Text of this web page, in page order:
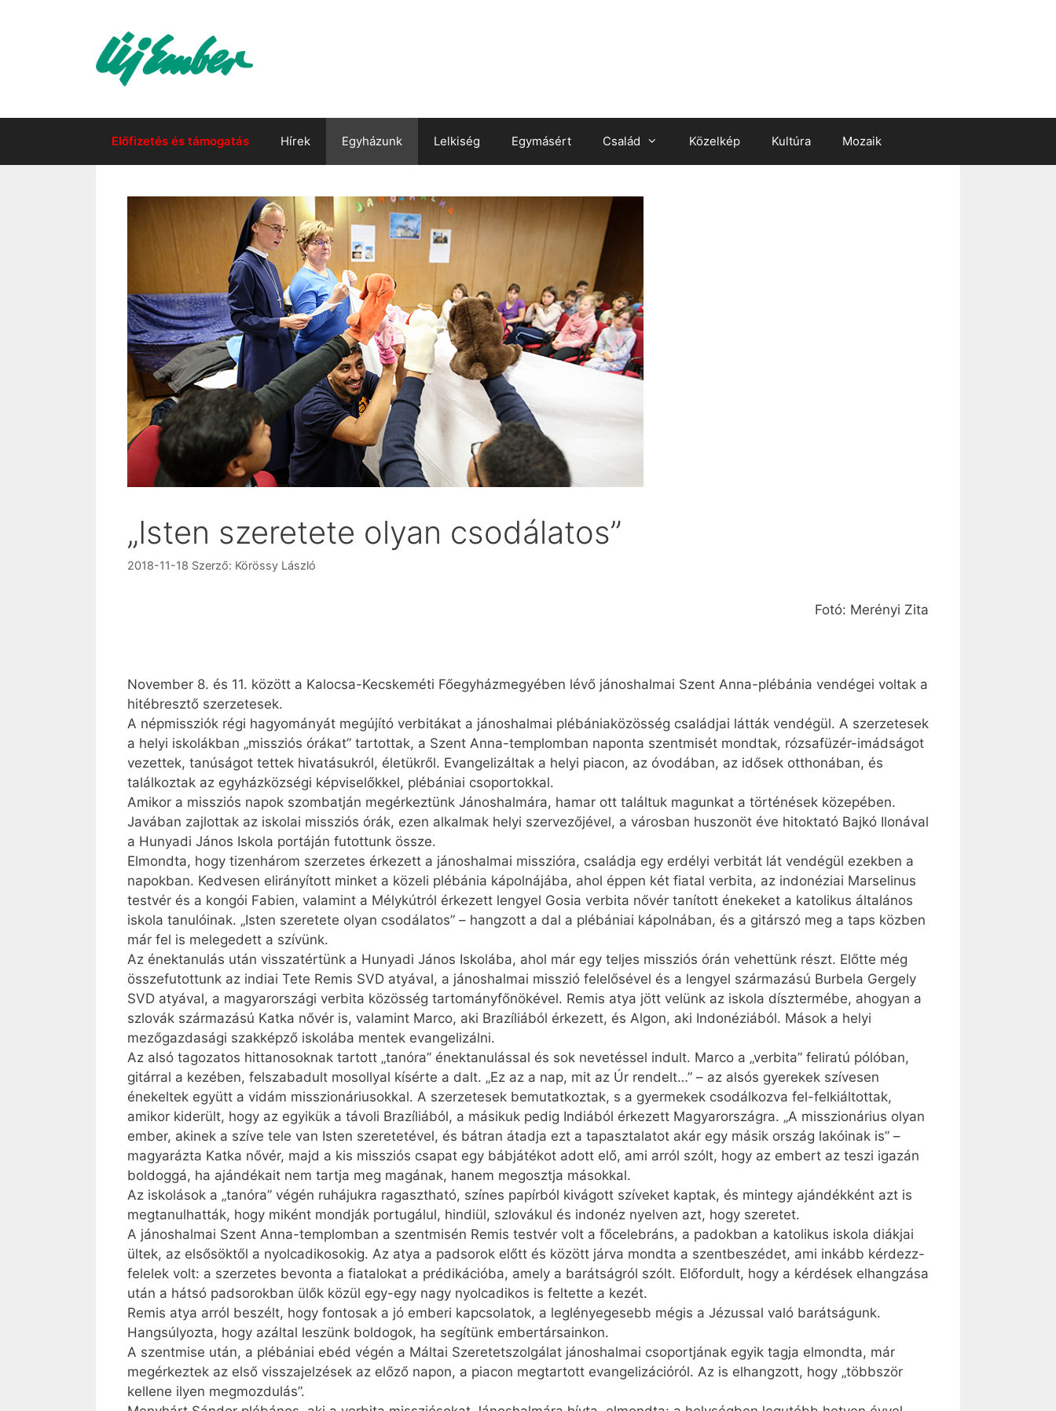
Előfizetés és támogatás Hírek Egyházunk Lelkiség Egymásért Család Közelkép Kultúra Mozaik
„Isten szeretete olyan csodálatos”
2018-11-18 Szerző: Körössy László
Fotó: Merényi Zita
November 8. és 11. között a Kalocsa-Kecskeméti Főegyházmegyében lévő jánoshalmai Szent Anna-plébánia vendégei voltak a
hitébresztő szerzetesek.
A népmissziók régi hagyományát megújító verbitákat a jánoshalmai plébániaközösség családjai látták vendégül. A szerzetesek
a helyi iskolákban „missziós órákat” tartottak, a Szent Anna-templomban naponta szentmisét mondtak, rózsafüzér-imádságot
vezettek, tanúságot tettek hivatásukról, életükről. Evangelizáltak a helyi piacon, az óvodában, az idősek otthonában, és
találkoztak az egyházközségi képviselőkkel, plébániai csoportokkal.
Amikor a missziós napok szombatján megérkeztünk Jánoshalmára, hamar ott találtuk magunkat a történések közepében.
Javában zajlottak az iskolai missziós órák, ezen alkalmak helyi szervezőjével, a városban huszonöt éve hitoktató Bajkó Ilonával
a Hunyadi János Iskola portáján futottunk össze.
Elmondta, hogy tizenhárom szerzetes érkezett a jánoshalmai misszióra, családja egy erdélyi verbitát lát vendégül ezekben a
napokban. Kedvesen elirányított minket a közeli plébánia kápolnájába, ahol éppen két fiatal verbita, az indonéziai Marselinus
testvér és a kongói Fabien, valamint a Mélykútról érkezett lengyel Gosia verbita nővér tanított énekeket a katolikus általános
iskola tanulóinak. „Isten szeretete olyan csodálatos” – hangzott a dal a plébániai kápolnában, és a gitárszó meg a taps közben
már fel is melegedett a szívünk.
Az énektanulás után visszatértünk a Hunyadi János Iskolába, ahol már egy teljes missziós órán vehettünk részt. Előtte még
összefutottunk az indiai Tete Remis SVD atyával, a jánoshalmai misszió felelősével és a lengyel származású Burbela Gergely
SVD atyával, a magyarországi verbita közösség tartományfőnökével. Remis atya jött velünk az iskola dísztermébe, ahogyan a
szlovák származású Katka nővér is, valamint Marco, aki Brazíliából érkezett, és Algon, aki Indonéziából. Mások a helyi
mezőgazdasági szakképző iskolába mentek evangelizálni.
Az alsó tagozatos hittanosoknak tartott „tanóra” énektanulással és sok nevetéssel indult. Marco a „verbita” feliratú pólóban,
gitárral a kezében, felszabadult mosollyal kísérte a dalt. „Ez az a nap, mit az Úr rendelt…” – az alsós gyerekek szívesen
énekeltek együtt a vidám misszionáriusokkal. A szerzetesek bemutatkoztak, s a gyermekek csodálkozva fel-felkiáltottak,
amikor kiderült, hogy az egyikük a távoli Brazíliából, a másikuk pedig Indiából érkezett Magyarországra. „A misszionárius olyan
ember, akinek a szíve tele van Isten szeretetével, és bátran átadja ezt a tapasztalatot akár egy másik ország lakóinak is” –
magyarázta Katka nővér, majd a kis missziós csapat egy bábjátékot adott elő, ami arról szólt, hogy az embert az teszi igazán
boldoggá, ha ajándékait nem tartja meg magának, hanem megosztja másokkal.
Az iskolások a „tanóra” végén ruhájukra ragasztható, színes papírból kivágott szíveket kaptak, és mintegy ajándékként azt is
megtanulhatták, hogy miként mondják portugálul, hindiül, szlovákul és indonéz nyelven azt, hogy szeretet.
A jánoshalmai Szent Anna-templomban a szentmisén Remis testvér volt a főcelebráns, a padokban a katolikus iskola diákjai
ültek, az elsősöktől a nyolcadikosokig. Az atya a padsorok előtt és között járva mondta a szentbeszédet, ami inkább kérdezz-
felelek volt: a szerzetes bevonta a fiatalokat a prédikációba, amely a barátságról szólt. Előfordult, hogy a kérdések elhangzása
után a hátsó padsorokban ülők közül egy-egy nagy nyolcadikos is feltette a kezét.
Remis atya arról beszélt, hogy fontosak a jó emberi kapcsolatok, a leglényegesebb mégis a Jézussal való barátságunk.
Hangsúlyozta, hogy azáltal leszünk boldogok, ha segítünk embertársainkon.
A szentmise után, a plébániai ebéd végén a Máltai Szeretetszolgálat jánoshalmai csoportjának egyik tagja elmondta, már
megérkeztek az első visszajelzések az előző napon, a piacon megtartott evangelizációról. Az is elhangzott, hogy „többször
kellene ilyen megmozdulás”.